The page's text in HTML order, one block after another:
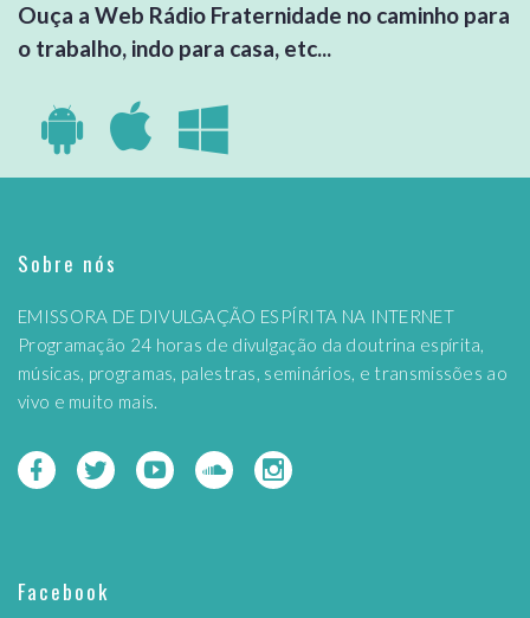
Ouça a Web Rádio Fraternidade no caminho para
o trabalho, indo para casa, etc...
Sobre nós
EMISSORA DE DIVULGAÇÃO ESPÍRITA NA INTERNET
Programação 24 horas de divulgação da doutrina espírita,
músicas, programas, palestras, seminários, e transmissões ao
vivo e muito mais.
Facebook